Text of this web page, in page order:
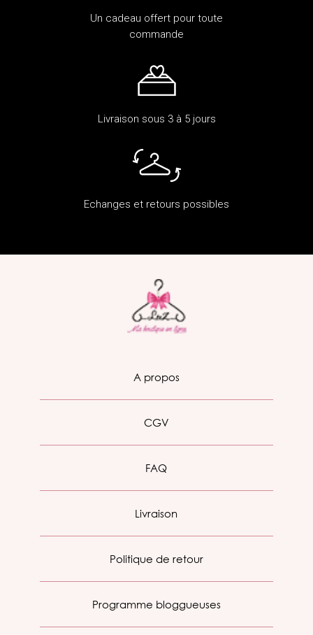
Un cadeau offert pour toute
commande
Livraison sous 3 à 5 jours
Echanges et retours possibles
A propos
CGV
FAQ
Livraison
Politique de retour
Programme bloggueuses